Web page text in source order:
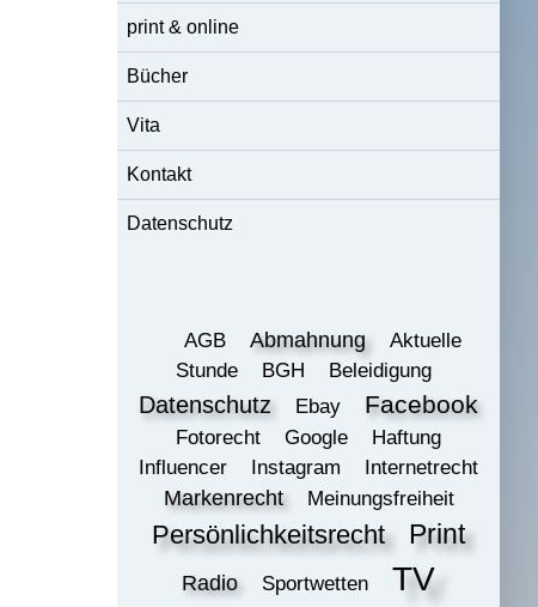
print & online
Bücher
Vita
Kontakt
Datenschutz
AGB Abmahnung
Aktuelle
Stunde
BGH Beleidigung
Datenschutz Ebay Facebook
Fotorecht Google
Haftung
Influencer
Instagram Internetrecht
Markenrecht Meinungsfreiheit
Persönlichkeitsrecht Print
Radio Sportwetten TV